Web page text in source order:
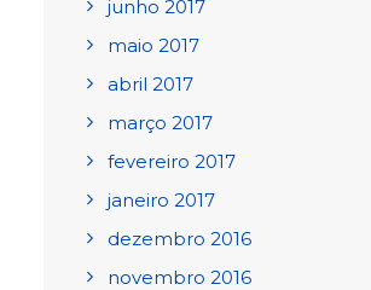
junho 2017
maio 2017
abril 2017
março 2017
fevereiro 2017
janeiro 2017
dezembro 2016
novembro 2016